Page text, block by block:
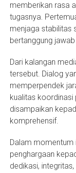
memberikan rasa
tugasnya.
menjaga stabilitas
bertanggung
Dari kalangan
tersebut. Dialog
memperpendek
kualitas
disampaikan
komprehensif.
Dalam momentum
penghargaan
dedikasi,